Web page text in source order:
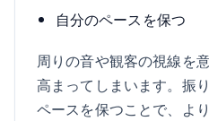
自分のペースを保つ
周りの音や観客の視線を
高まってしまいます。振
ペースを保つことで、よ